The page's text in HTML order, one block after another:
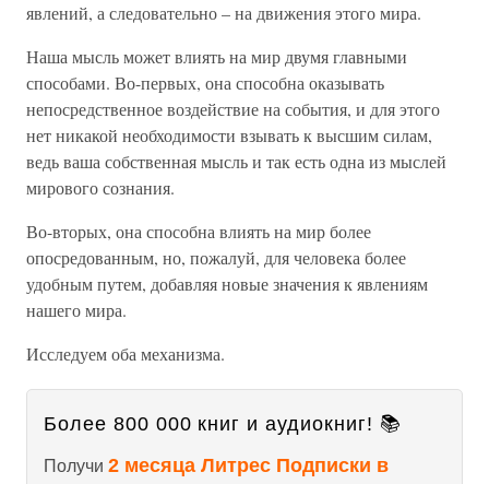
явлений, а следовательно – на движения этого мира.
Наша мысль может влиять на мир двумя главными
способами. Во-первых, она способна оказывать
непосредственное воздействие на события, и для этого
нет никакой необходимости взывать к высшим силам,
ведь ваша собственная мысль и так есть одна из мыслей
мирового сознания.
Во-вторых, она способна влиять на мир более
опосредованным, но, пожалуй, для человека более
удобным путем, добавляя новые значения к явлениям
нашего мира.
Исследуем оба механизма.
Более 800 000 книг и аудиокниг! 📚
Получи 2 месяца Литрес Подписки в